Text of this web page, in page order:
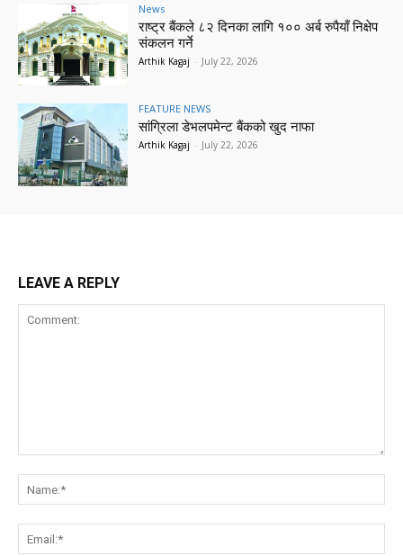
News
राष्ट्र बैंकले ८२ दिनका लागि १०० अर्ब रुपैयाँ निक्षेप
संकलन गर्ने
Arthik Kagaj - July 22, 2026
FEATURE NEWS
सांग्रिला डेभलपमेन्ट बैंकको खुद नाफा
Arthik Kagaj - July 22, 2026
LEAVE A REPLY